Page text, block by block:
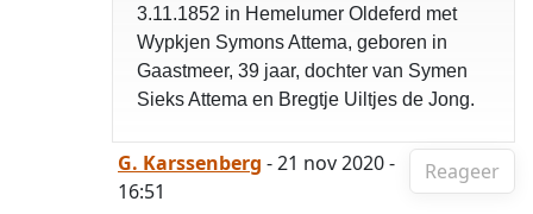
3.11.1852 in Hemelumer Oldeferd met
Wypkjen Symons Attema, geboren in
Gaastmeer, 39 jaar, dochter van Symen
Sieks Attema en Bregtje Uiltjes de Jong.
Reageer
G. Karssenberg - 21 nov 2020 -
16:51